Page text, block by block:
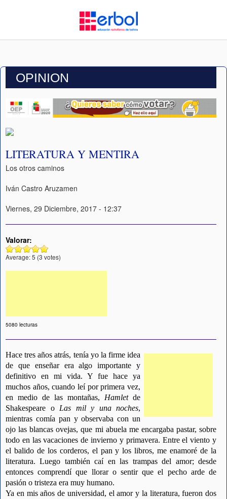
OPINION
LITERATURA Y MENTIRA
Los otros caminos
Iván Castro Aruzamen
Viernes, 29 Diciembre, 2017 - 12:37
Valorar:
Average:5 (3 votes)
5080 lecturas
Hace tres años atrás, tenía yo la firme idea
de que enseñar era algo importante y
definitivo en mi vida. Y fue hace ya
muchos años, cuando leí por primera vez,
en medio de las montañas, Hamletde
Shakespeare o Las mil y una noches,
mientras comía pan y observaba con un
ojo las blancas ovejas, que mi abuela me encargaba pastar, sobre
todo en las vacaciones de invierno y primavera. Entre el viento y
el balido de los corderos, el pan y los libros, me enamoré de la
literatura. Luego también caí en las trampas del amor; desde
entonces comprendí que llorar o sentir que el pecho arde de
pasión o tristeza era muy humano.
Ya en mis años de universidad, el amor y la literatura, fueron dos